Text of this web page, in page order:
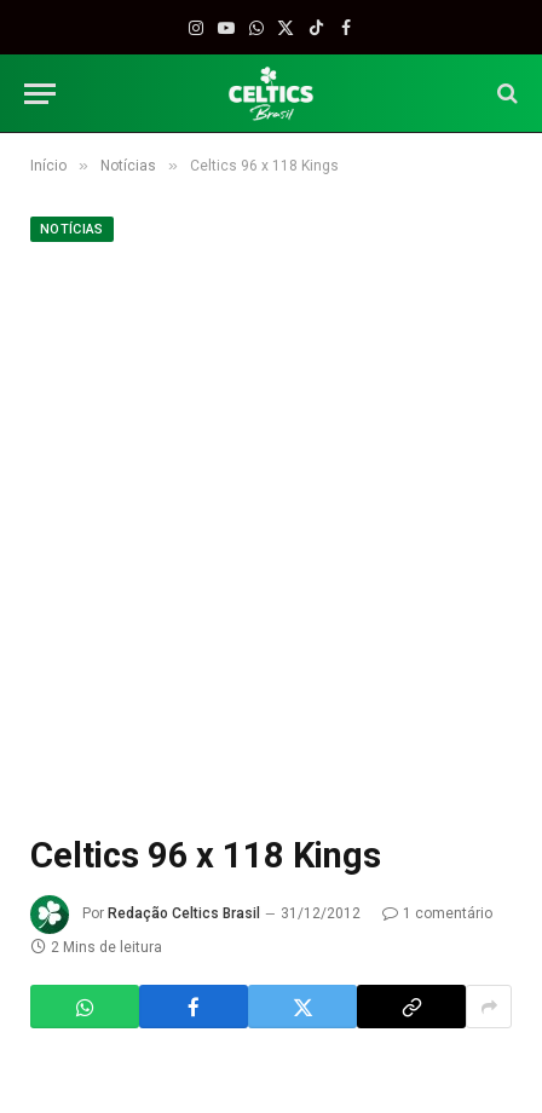
Instagram
YouTube
WhatsApp
X
TikTokFacebook
Início » Notícias » Celtics 96 x 118 Kings
NOTÍCIAS
Celtics 96 x 118 Kings
Por Redação Celtics Brasil 31/12/2012
1 comentário
2 Mins de leitura